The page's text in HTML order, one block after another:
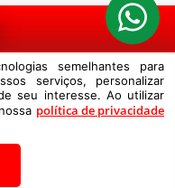
AGIL.NET
para melhorar a
publicidade e
semelhantes para
serviços, personalizar
seu interesse. Ao utilizar
política de privacidade